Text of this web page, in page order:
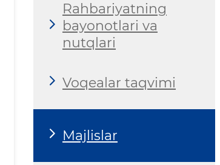
Rahbariyatning
bayonotlari va
nutqlari
Voqealar taqvimi
Majlislar